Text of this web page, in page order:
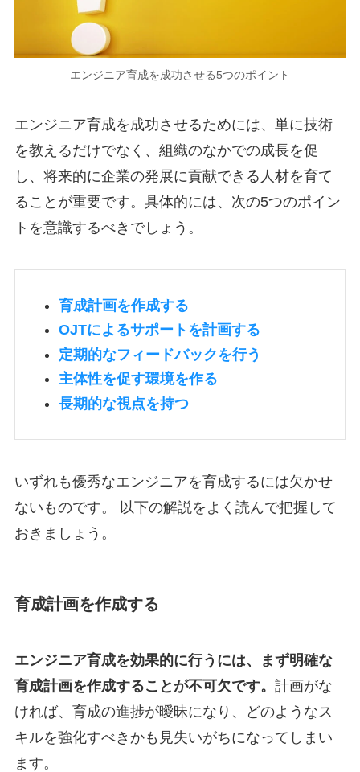
エンジニア育成を成功させる5つのポイント
エンジニア育成を成功させるためには、単に技術
を教えるだけでなく、組織のなかでの成長を促
し、将来的に企業の発展に貢献できる人材を育て
ることが重要です。具体的には、次の5つのポイン
トを意識するべきでしょう。
育成計画を作成する
OJTによるサポートを計画する
定期的なフィードバックを行う
主体性を促す環境を作る
長期的な視点を持つ
いずれも優秀なエンジニアを育成するには欠かせ
ないものです。 以下の解説をよく読んで把握して
おきましょう。
育成計画を作成する
エンジニア育成を効果的に行うには、まず明確な
育成計画を作成することが不可欠です。 計画がな
ければ、育成の進捗が曖昧になり、どのようなス
キルを強化すべきかも見失いがちになってしまい
ます。